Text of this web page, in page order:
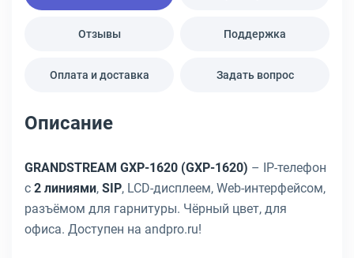
Отзывы Поддержка
Оплата и доставка Задать вопрос
Описание
GRANDSTREAM GXP-1620 (GXP-1620) – IP-телефон
с 2 линиями, SIP, LCD-дисплеем, Web-интерфейсом,
разъёмом для гарнитуры. Чёрный цвет, для
офиса. Доступен на andpro.ru!